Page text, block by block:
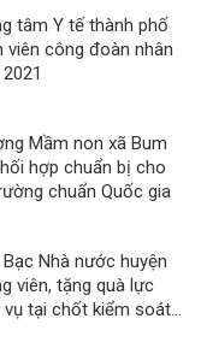
tâm Y tế thành phố
công đoàn nhân
Mầm non xã Bum
hợp chuẩn bị cho
chuẩn Quốc gia
Nhà nước huyện
viên, tặng quà lực
tại chốt kiểm soát